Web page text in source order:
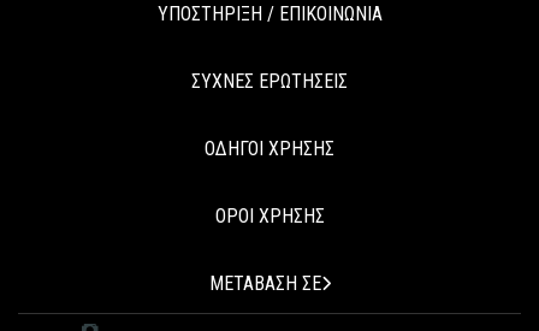
ΥΠΟΣΤΗΡΙΞΗ / ΕΠΙΚΟΙΝΩΝΙΑ
ΣΥΧΝΕΣ ΕΡΩΤΗΣΕΙΣ
ΟΔΗΓΟΙ ΧΡΗΣΗΣ
ΟΡΟΙ ΧΡΗΣΗΣ
ΜΕΤΑΒΑΣΗ ΣΕ